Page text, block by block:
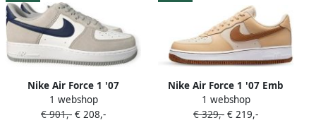
Nike Air Force 1 '07
Basketball Schoenen light
smoke grey midnight navy
1 webshop
€ 901,- € 208,-
Nike Air Force 1 '07 Emb
Basketball Schoenen pearl
white ale brown sesame
1 webshop
€ 329,- € 219,-